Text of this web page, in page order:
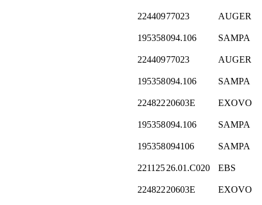
22440977023 AUGER
195358094.106 SAMPA
22440977023 AUGER
195358094.106 SAMPA
22482220603E EXOVO
195358094.106 SAMPA
195358094106 SAMPA
22112526.01.C020 EBS
22482220603E EXOVO